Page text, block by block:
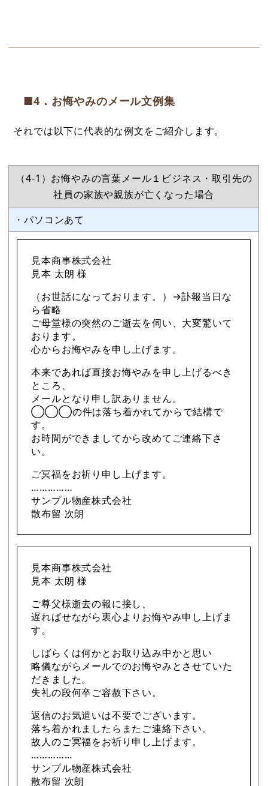
■4．お悔やみのメール文例集
それでは以下に代表的な例文をご紹介します。
（4-1）お悔やみの言葉メール１ビジネス・取引先の
社員の家族や親族が亡くなった場合
・パソコンあて
見本商事株式会社
見本 太朗 様
（お世話になっております。）→訃報当日な
ら省略
ご母堂様の突然のご逝去を伺い、大変驚いて
おります。
心からお悔やみを申し上げます。
本来であれば直接お悔やみを申し上げるべき
ところ、
メールとなり申し訳ありません。
◯◯◯の件は落ち着かれてからで結構で
す。
お時間ができましてから改めてご連絡下さ
い。
ご冥福をお祈り申し上げます。
……………
サンプル物産株式会社
散布留 次朗
見本商事株式会社
見本 太朗 様
ご尊父様逝去の報に接し、
遅ればせながら衷心よりお悔やみ申し上げま
す。
しばらくは何かとお取り込み中かと思い
略儀ながらメールでのお悔やみとさせていた
だきました。
失礼の段何卒ご容赦下さい。
返信のお気遣いは不要でございます。
落ち着かれましたらまたご連絡下さい。
故人のご冥福をお祈り申し上げます。
……………
サンプル物産株式会社
散布留 次朗